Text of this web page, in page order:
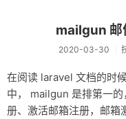
mailgun 邮
2020-03-30
在阅读 laravel 文档的时
中， mailgun 是排第一
册、激活邮箱注册，邮箱